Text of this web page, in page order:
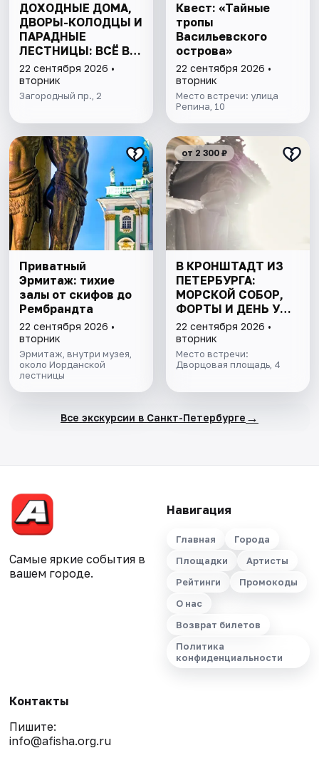
ДОХОДНЫЕ ДОМА,
ДВОРЫ-КОЛОДЦЫ И
ПАРАДНЫЕ
ЛЕСТНИЦЫ: ВСЁ В
ОДНОЙ ПРОГУЛКЕ
22 сентября 2026 •
вторник
Загородный пр., 2
Квест: «Тайные
тропы
Васильевского
острова»
22 сентября 2026 •
вторник
Место встречи: улица
Репина, 10
Приватный
Эрмитаж: тихие
залы от скифов до
Рембрандта
22 сентября 2026 •
вторник
Эрмитаж, внутри музея,
около Иорданской
лестницы
от 2 300 ₽
В КРОНШТАДТ ИЗ
ПЕТЕРБУРГА:
МОРСКОЙ СОБОР,
ФОРТЫ И ДЕНЬ У
ФИНСКОГО ЗАЛИВА.
ВСЁ ВКЛЮЧЕНО
22 сентября 2026 •
вторник
Место встречи:
Дворцовая площадь, 4
Все экскурсии в Санкт-Петербурге →
Самые яркие события в
вашем городе.
Навигация
Главная
Города
Площадки
Артисты
Рейтинги
Промокоды
О нас
Возврат билетов
Политика
конфиденциальности
Контакты
Пишите:
info@afisha.org.ru